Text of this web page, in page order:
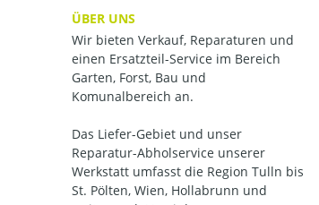
ÜBER UNS
Wir bieten Verkauf, Reparaturen und
einen Ersatzteil-Service im Bereich
Garten, Forst, Bau und
Komunalbereich an.
Das Liefer-Gebiet und unser
Reparatur-Abholservice unserer
Werkstatt umfasst die Region Tulln bis
St. Pölten, Wien, Hollabrunn und